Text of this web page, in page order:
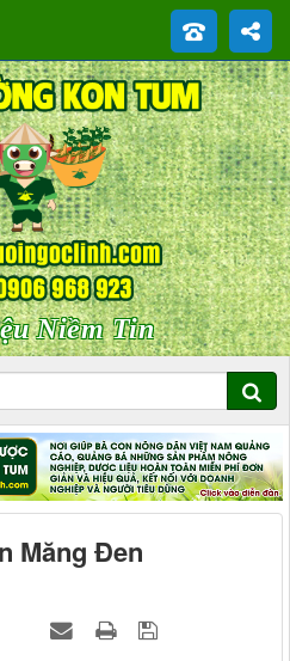
Niềm Tin
Măng Đen